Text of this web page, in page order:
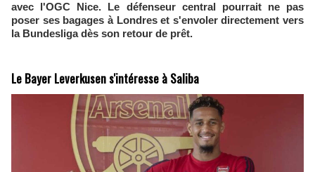
avec l'OGC Nice. Le défenseur central pourrait ne pas
poser ses bagages à Londres et s'envoler directement vers
la Bundesliga dès son retour de prêt.
Le Bayer Leverkusen s'intéresse à Saliba